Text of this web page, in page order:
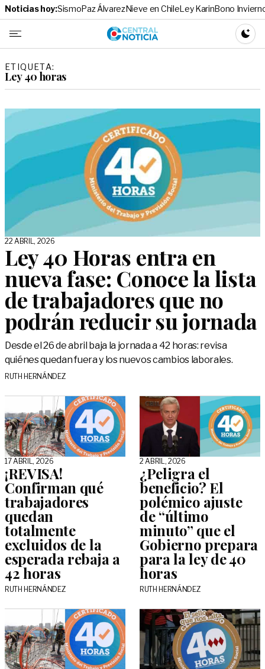
Noticias hoy:SismoPaz ÁlvarezNieve en ChileLey KarinBono
Central
ETIQUETA:
Ley 40 horas
22 ABRIL, 2026
Ley 40 Horas entra en
nueva fase: Conoce la lista
de trabajadores que no
podrán reducir su jornada
Desde el 26 de abril baja la jornada a 42 horas: revisa
quiénes quedan fuera y los nuevos cambios laborales.
RUTH HERNÁNDEZ
17 ABRIL, 2026
¡REVISA!
Confirman qué
trabajadores
quedan
totalmente
excluidos de la
esperada rebaja a
42 horas
RUTH HERNÁNDEZ
2 ABRIL, 2026
¿Peligra el
beneficio? El
polémico ajuste
de “último
minuto” que el
Gobierno prepara
para la ley de 40
horas
RUTH HERNÁNDEZ